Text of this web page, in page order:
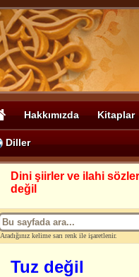
Hakkımızda Kitaplar
Diller
Dini şiirler ve ilahi
değil
Aradığınız kelime sarı renk ile işaretlenir.
Tuz değil